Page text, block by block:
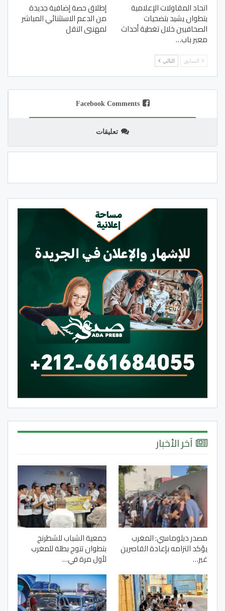
اتحاد المقاولات الإعلامية
بتطوان يشيد بتضحيات
الصحافيين خلال تغطية أحداث
معبر باب…
إطلاق حصة إضافية جديدة
من الدعم الاستثنائي المباشر
لمهنيي النقل
السابق التالي
Facebook Comments
تعليقات
آخر الأخبار
مصدر دبلوماسي: المغرب
يؤكد التزامه بإعادة القاصرين
غير…
جمعية الشباب للشطرنج
بتطوان تتوج بطلة للمغرب
لأول مرة في…